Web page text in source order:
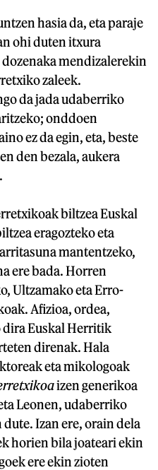
hasia da, eta paraje
ohi duten itxura
mendizalerekin
zaleek.
da jada udaberriko
onddoen
ez da egin, eta, beste
den bezala, aukera
biltzea Euskal
eragozteko eta
mantentzeko,
ere bada. Horren
Ultzamako eta Erro-
Afizioa, ordea,
dira Euskal Herritik
direnak. Hala
eta mikologoak
izen generikoa
Leonen, udaberriko
Izan ere, orain dela
horien bila joateari ekin
ere ekin zioten